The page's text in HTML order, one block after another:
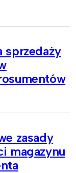
sprzedaży
zasady
magazynu